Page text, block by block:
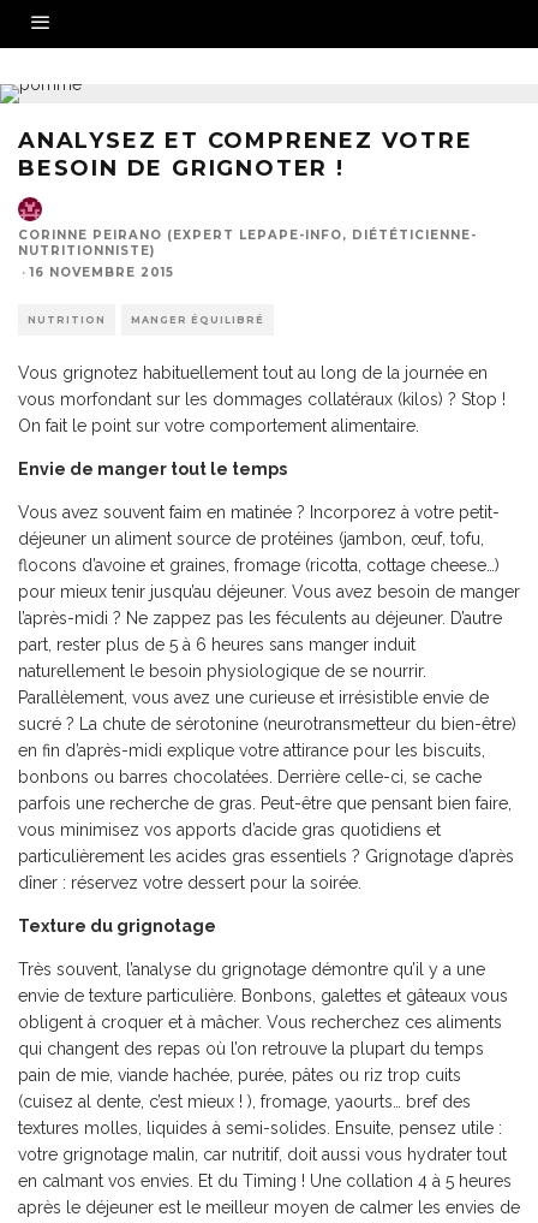
ANALYSEZ ET COMPRENEZ VOTRE
BESOIN DE GRIGNOTER !
CORINNE PEIRANO (EXPERT LEPAPE-INFO, DIÉTÉTICIENNE-
NUTRITIONNISTE)
· 16 NOVEMBRE 2015
NUTRITION MANGER ÉQUILIBRÉ
Vous grignotez habituellement tout au long de la journée en
vous morfondant sur les dommages collatéraux (kilos) ? Stop !
On fait le point sur votre comportement alimentaire.
Envie de manger tout le temps
Vous avez souvent faim en matinée ? Incorporez à votre petit-
déjeuner un aliment source de protéines (jambon, œuf, tofu,
flocons d’avoine et graines, fromage (ricotta, cottage cheese…)
pour mieux tenir jusqu’au déjeuner. Vous avez besoin de manger
l’après-midi ? Ne zappez pas les féculents au déjeuner. D’autre
part, rester plus de 5 à 6 heures sans manger induit
naturellement le besoin physiologique de se nourrir.
Parallèlement, vous avez une curieuse et irrésistible envie de
sucré ? La chute de sérotonine (neurotransmetteur du bien-être)
en fin d’après-midi explique votre attirance pour les biscuits,
bonbons ou barres chocolatées. Derrière celle-ci, se cache
parfois une recherche de gras. Peut-être que pensant bien faire,
vous minimisez vos apports d’acide gras quotidiens et
particulièrement les acides gras essentiels ? Grignotage d’après
dîner : réservez votre dessert pour la soirée.
Texture du grignotage
Très souvent, l’analyse du grignotage démontre qu’il y a une
envie de texture particulière. Bonbons, galettes et gâteaux vous
obligent à croquer et à mâcher. Vous recherchez ces aliments
qui changent des repas où l’on retrouve la plupart du temps
pain de mie, viande hachée, purée, pâtes ou riz trop cuits
(cuisez al dente, c’est mieux ! ), fromage, yaourts… bref des
textures molles, liquides à semi-solides. Ensuite, pensez utile :
votre grignotage malin, car nutritif, doit aussi vous hydrater tout
en calmant vos envies. Et du Timing ! Une collation 4 à 5 heures
après le déjeuner est le meilleur moyen de calmer les envies de